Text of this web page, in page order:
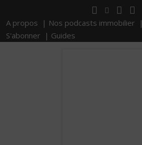
A propos | Nos podcasts immobilier |
S'abonner | Guides